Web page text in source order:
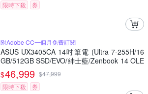
限時下殺
券
附Adobe CC一個月免費訂閱
ASUS UX3405CA 14吋筆電 (Ultra 7-255H/16
GB/512GB SSD/EVO/紳士藍/Zenbook 14 OLE
D)
$46,999 $47,999
限時下殺
券